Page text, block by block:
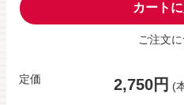
カート
ご注文
定価 2,750円 (